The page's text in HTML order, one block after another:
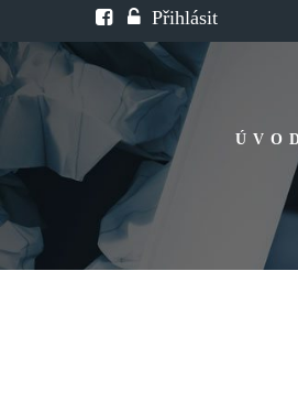
Přihlásit